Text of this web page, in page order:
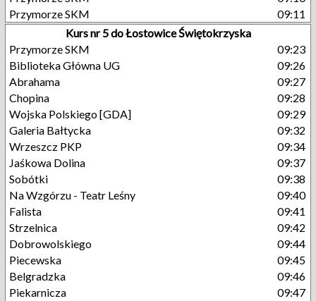
Przymorze SKM
09:11
Kurs nr 5 do Łostowice Świętokrzyska
Przymorze SKM
09:23
Biblioteka Główna UG
09:26
Abrahama
09:27
Chopina
09:28
Wojska Polskiego [GDA]
09:29
Galeria Bałtycka
09:32
Wrzeszcz PKP
09:34
Jaśkowa Dolina
09:37
Sobótki
09:38
Na Wzgórzu - Teatr Leśny
09:40
Falista
09:41
Strzelnica
09:42
Dobrowolskiego
09:44
Piecewska
09:45
Belgradzka
09:46
Piekarnicza
09:47